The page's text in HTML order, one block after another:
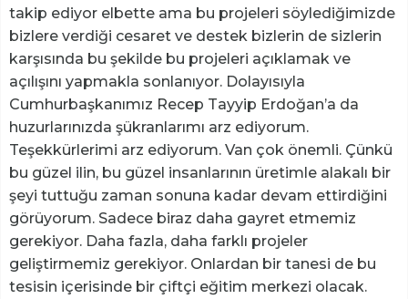
takip ediyor elbette ama bu projeleri söylediğimizde
bizlere verdiği cesaret ve destek bizlerin de sizlerin
karşısında bu şekilde bu projeleri açıklamak ve
açılışını yapmakla sonlanıyor. Dolayısıyla
Cumhurbaşkanımız Recep Tayyip Erdoğan’a da
huzurlarınızda şükranlarımı arz ediyorum.
Teşekkürlerimi arz ediyorum. Van çok önemli. Çünkü
bu güzel ilin, bu güzel insanlarının üretimle alakalı bir
şeyi tuttuğu zaman sonuna kadar devam ettirdiğini
görüyorum. Sadece biraz daha gayret etmemiz
gerekiyor. Daha fazla, daha farklı projeler
geliştirmemiz gerekiyor. Onlardan bir tanesi de bu
tesisin içerisinde bir çiftçi eğitim merkezi olacak.